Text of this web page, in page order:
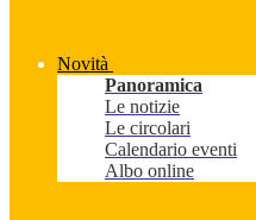
Novità
Panoramica
Le notizie
Le circolari
Calendario eventi
Albo online